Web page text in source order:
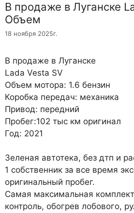
В продаже в Луганске
Объем
18 ноября 2025г.
В продаже в Луганске
Lada Vesta SV
Объем мотора: 1.6 бензин
Коробка передач: механика
Привод: передний
Пробег:102 тыс км оригинал
Год: 2021
Зеленая автотека, без дтп и
1 собственник за все время
оригинальный пробег.
Самая максимальная
контроль, обогрев лобового,